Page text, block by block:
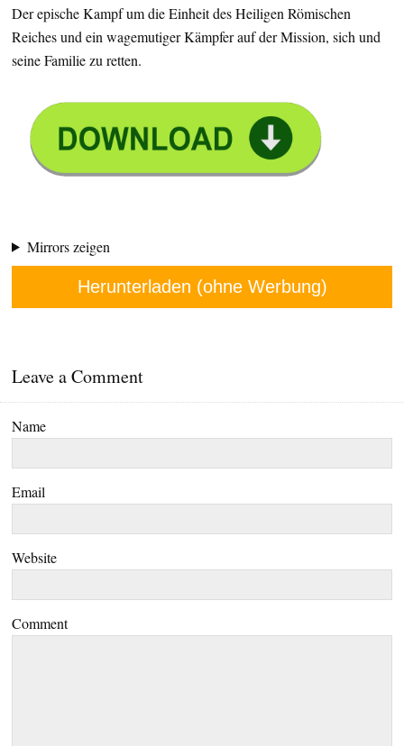
Der epische Kampf um die Einheit des Heiligen Römischen
Reiches und ein wagemutiger Kämpfer auf der Mission, sich und
seine Familie zu retten.
Mirrors zeigen
Herunterladen (ohne Werbung)
Leave a Comment
Name
Email
Website
Comment